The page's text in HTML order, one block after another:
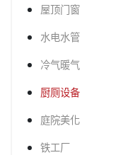
屋顶门窗
水电水管
冷气暖气
厨厕设备
庭院美化
铁工厂